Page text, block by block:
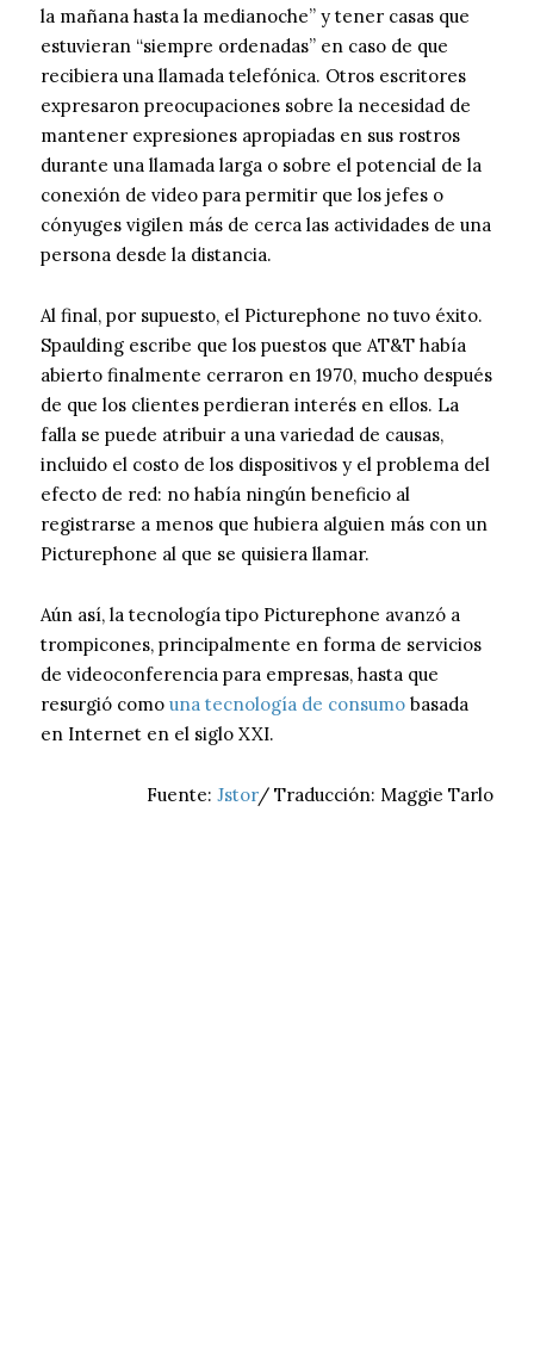
la mañana hasta la medianoche” y tener casas que
estuvieran “siempre ordenadas” en caso de que
recibiera una llamada telefónica. Otros escritores
expresaron preocupaciones sobre la necesidad de
mantener expresiones apropiadas en sus rostros
durante una llamada larga o sobre el potencial de la
conexión de video para permitir que los jefes o
cónyuges vigilen más de cerca las actividades de una
persona desde la distancia.
Al final, por supuesto, el Picturephone no tuvo éxito.
Spaulding escribe que los puestos que AT&T había
abierto finalmente cerraron en 1970, mucho después
de que los clientes perdieran interés en ellos. La
falla se puede atribuir a una variedad de causas,
incluido el costo de los dispositivos y el problema del
efecto de red: no había ningún beneficio al
registrarse a menos que hubiera alguien más con un
Picturephone al que se quisiera llamar.
Aún así, la tecnología tipo Picturephone avanzó a
trompicones, principalmente en forma de servicios
de videoconferencia para empresas, hasta que
resurgió como una tecnología de consumo basada
en Internet en el siglo XXI.
Fuente: Jstor/ Traducción: Maggie Tarlo